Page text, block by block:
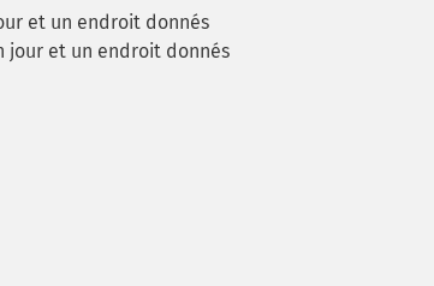
et un endroit donnés
jour et un endroit donnés